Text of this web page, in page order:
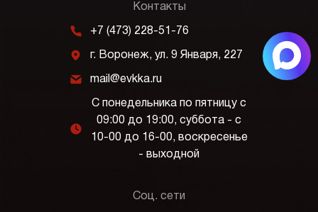
Контакты
m +7 (473) 228-51-76
j г. Воронеж, ул. 9 Января, 227
k mail@evkka.ru
l
С понедельника по пятницу с
09:00 до 19:00, суббота - с
10-00 до 16-00, воскресенье
- выходной
Соц. сети